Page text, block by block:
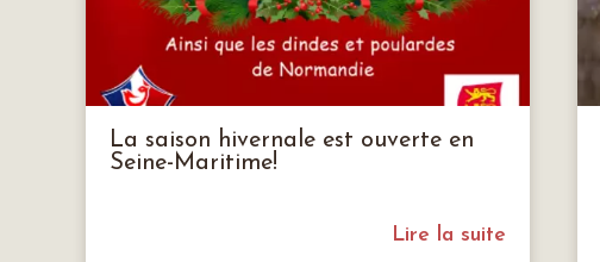
La saison hivernale est ouverte en
Seine-Maritime!
Lire la suite